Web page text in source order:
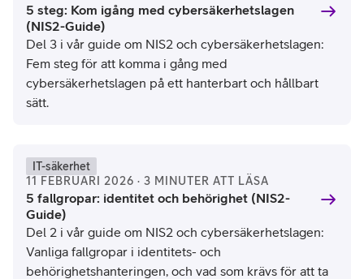
5 steg: Kom igång med cybersäkerhetslagen
(NIS2-Guide)
Del 3 i vår guide om NIS2 och cybersäkerhetslagen:
Fem steg för att komma i gång med
cybersäkerhetslagen på ett hanterbart och hållbart
sätt.
IT-säkerhet
11 FEBRUARI 2026 · 3 MINUTER ATT LÄSA
5 fallgropar: identitet och behörighet (NIS2-
Guide)
Del 2 i vår guide om NIS2 och cybersäkerhetslagen:
Vanliga fallgropar i identitets- och
behörighetshanteringen, och vad som krävs för att ta